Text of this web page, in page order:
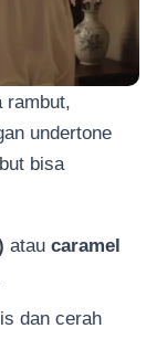
rambut,
undertone
bisa
atau caramel
dan cerah